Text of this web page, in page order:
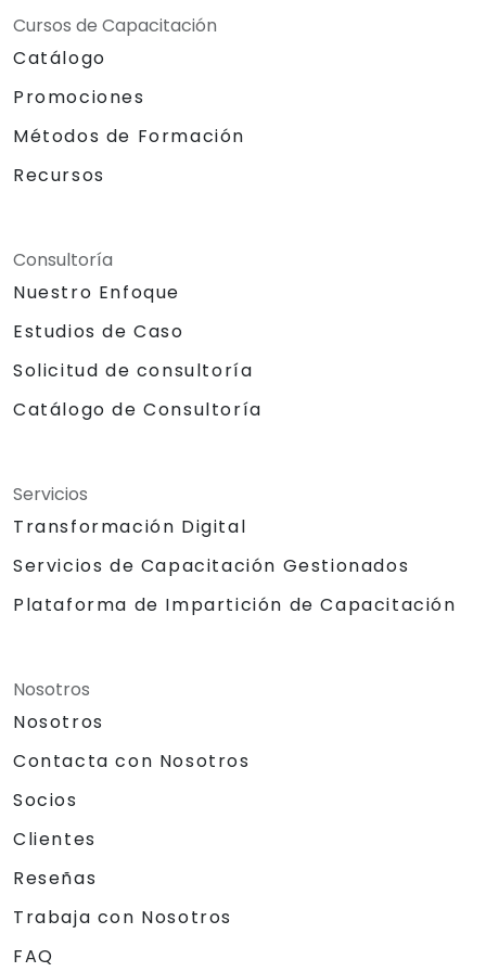
Cursos de Capacitación
Catálogo
Promociones
Métodos de Formación
Recursos
Consultoría
Nuestro Enfoque
Estudios de Caso
Solicitud de consultoría
Catálogo de Consultoría
Servicios
Transformación Digital
Servicios de Capacitación Gestionados
Plataforma de Impartición de Capacitación
Nosotros
Nosotros
Contacta con Nosotros
Socios
Clientes
Reseñas
Trabaja con Nosotros
FAQ